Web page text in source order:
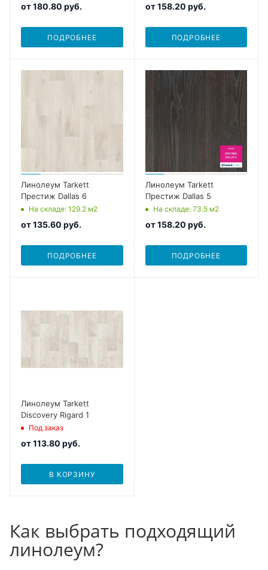
от180.80 руб.
ПОДРОБНЕЕ
от158.20 руб.
ПОДРОБНЕЕ
Линолеум Tarkett
Престиж Dallas 6
На складе: 129.2 м2
от135.60 руб.
ПОДРОБНЕЕ
Линолеум Tarkett
Престиж Dallas 5
На складе: 73.5 м2
от158.20 руб.
ПОДРОБНЕЕ
Линолеум Tarkett
Discovery Rigard 1
Под заказ
от113.80 руб.
В КОРЗИНУ
Как выбрать подходящий
линолеум?